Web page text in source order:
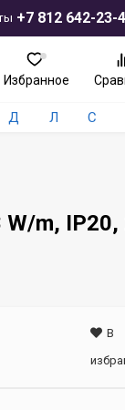
+7 812 642-23-
Избранное
Д Л С
W/m,
В